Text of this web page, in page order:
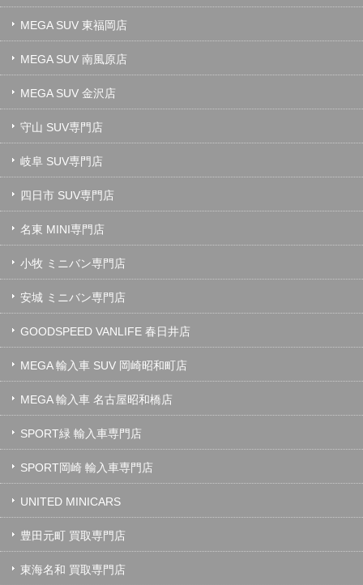
MEGA SUV 東福岡店
MEGA SUV 南風原店
MEGA SUV 金沢店
守山 SUV専門店
岐阜 SUV専門店
四日市 SUV専門店
名東 MINI専門店
小牧 ミニバン専門店
安城 ミニバン専門店
GOODSPEED VANLIFE 春日井店
MEGA 輸入車 SUV 岡崎昭和町店
MEGA 輸入車 名古屋昭和橋店
SPORT緑 輸入車専門店
SPORT岡崎 輸入車専門店
UNITED MINICARS
豊田元町 買取専門店
東海名和 買取専門店